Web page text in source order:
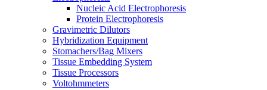
Nucleic Acid Electrophoresis
Protein Electrophoresis
Gravimetric Dilutors
Hybridization Equipment
Stomachers/Bag Mixers
Tissue Embedding System
Tissue Processors
Voltohmmeters